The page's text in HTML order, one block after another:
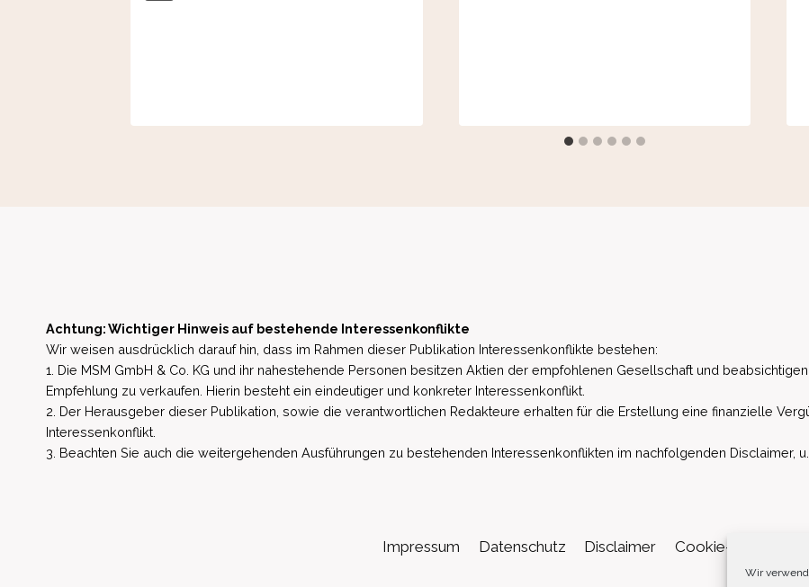
Wir
Achtung: Wichtiger Hinweis auf bestehende Interessenkonflikte
Wir weisen ausdrücklich darauf hin, dass im Rahmen dieser Publikation Interessenkonflikte bestehen:
1. Die MSM GmbH & Co. KG und ihr nahestehende Personen besitzen Aktien der empfohlenen Gesellschaft und
Empfehlung zu verkaufen. Hierin besteht ein eindeutiger und konkreter Interessenkonflikt.
2. Der Herausgeber dieser Publikation, sowie die verantwortlichen Redakteure erhalten für die Erstellung eine finanzielle
Interessenkonflikt.
3. Beachten Sie auch die weitergehenden Ausführungen zu bestehenden Interessenkonflikten im nachfolgenden Disclaimer,
Impressum Datenschutz Disclaimer Cookie-Richtlinie